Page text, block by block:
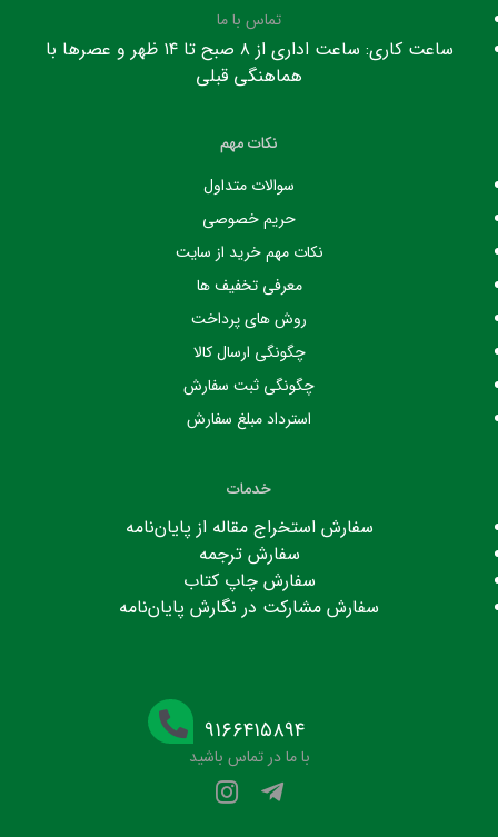
تماس با ما
ساعت کاری: ساعت اداری از ۸ صبح تا ۱۴ ظهر و عصرها با
هماهنگی قبلی
نکات مهم
سوالات متداول
حریم خصوصی
نکات مهم خرید از سایت
معرفی تخفیف ها
روش های پرداخت
چگونگی ارسال کالا
چگونگی ثبت سفارش
استرداد مبلغ سفارش
خدمات
سفارش استخراج مقاله از پایان‌نامه
سفارش ترجمه
سفارش چاپ کتاب
سفارش مشارکت در نگارش پایان‌نامه
۹۱۶۶۴۱۵۸۹۴
با ما در تماس باشید